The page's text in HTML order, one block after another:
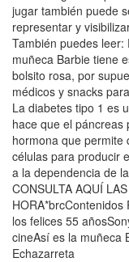
jugar también puede
representar y
También puedes
muñeca Barbie tiene
bolsito rosa, por
médicos y snacks
La diabetes tipo 1 es
hace que el páncreas
hormona que permite
células para producir
a la dependencia de
CONSULTA AQUÍ
los felices 55
cineAsí es la muñeca
Echazarreta